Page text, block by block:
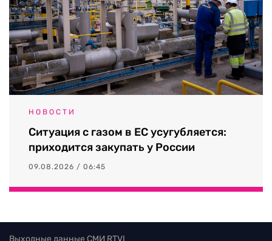
НОВОСТИ
Ситуация с газом в ЕС усугубляется:
приходится закупать у России
09.08.2026 / 06:45
Выходные данные СМИ RTVI